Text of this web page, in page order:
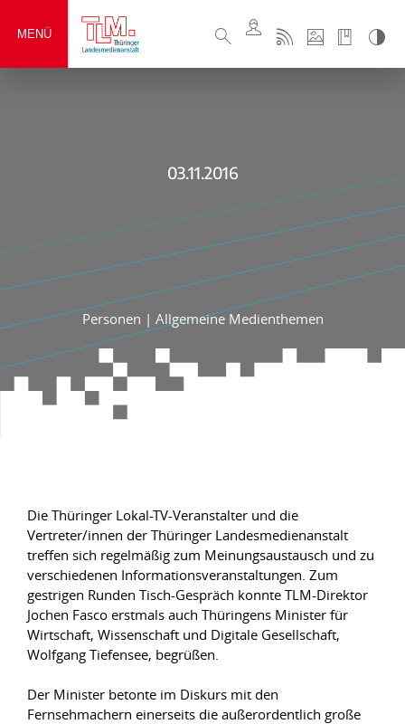
MENÜ
03.11.2016
Personen | Allgemeine Medienthemen
Die Thüringer Lokal-TV-Veranstalter und die
Vertreter/innen der Thüringer Landesmedienanstalt
treffen sich regelmäßig zum Meinungsaustausch und zu
verschiedenen Informationsveranstaltungen. Zum
gestrigen Runden Tisch-Gespräch konnte TLM-Direktor
Jochen Fasco erstmals auch Thüringens Minister für
Wirtschaft, Wissenschaft und Digitale Gesellschaft,
Wolfgang Tiefensee, begrüßen.
Der Minister betonte im Diskurs mit den
Fernsehmachern einerseits die außerordentlich große